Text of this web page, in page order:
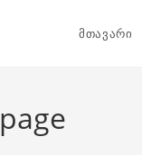
მთავარი